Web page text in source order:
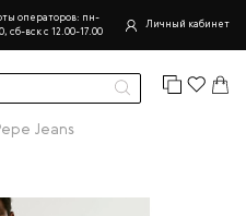
операторов: пн-
сб-вск с 12.00-17.00
Личный кабинет
Jeans